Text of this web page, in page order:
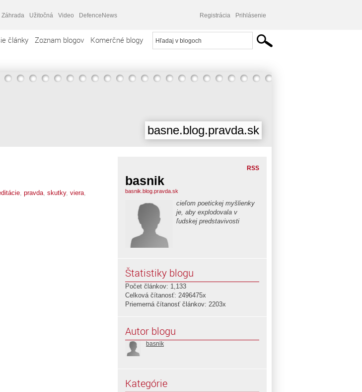
Záhrada Užitočná Video DefenceNews Registrácia Prihlásenie
články Zoznam blogov Komerčné blogy
basne.blog.pravda.sk
pravda skutky, viera
RSS
basnik
basnik.blog.pravda.sk
cieľom poetickej myšlienky
je, aby explodovala v
ľudskej predstavivosti
Štatistiky blogu
Počet článkov: 1,133
Celková čítanosť: 2496475x
Priemerná čítanosť článkov: 2203x
Autor blogu
basnik
Kategórie